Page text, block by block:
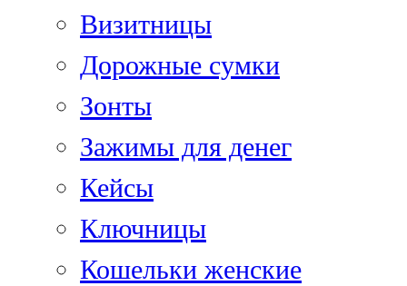
Визитницы
Дорожные сумки
Зонты
Зажимы для денег
Кейсы
Ключницы
Кошельки женские